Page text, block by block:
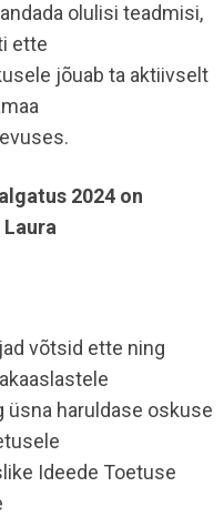
olulisi teadmisi,
ette
jõuab ta aktiivselt
2024 on
võtsid ette ning
üsna haruldase oskuse
Ideede Toetuse